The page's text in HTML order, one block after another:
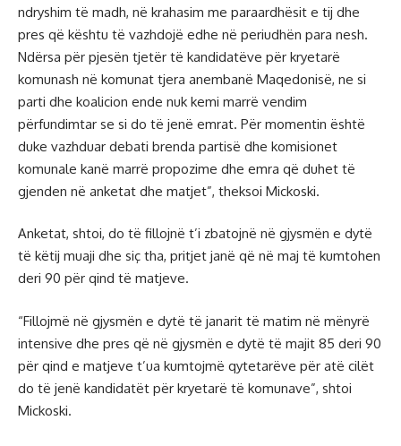
ndryshim të madh, në krahasim me paraardhësit e tij dhe
pres që kështu të vazhdojë edhe në periudhën para nesh.
Ndërsa për pjesën tjetër të kandidatëve për kryetarë
komunash në komunat tjera anembanë Maqedonisë, ne si
parti dhe koalicion ende nuk kemi marrë vendim
përfundimtar se si do të jenë emrat. Për momentin është
duke vazhduar debati brenda partisë dhe komisionet
komunale kanë marrë propozime dhe emra që duhet të
gjenden në anketat dhe matjet”, theksoi Mickoski.
Anketat, shtoi, do të fillojnë t’i zbatojnë në gjysmën e dytë
të këtij muaji dhe siç tha, pritjet janë që në maj të kumtohen
deri 90 për qind të matjeve.
“Fillojmë në gjysmën e dytë të janarit të matim në mënyrë
intensive dhe pres që në gjysmën e dytë të majit 85 deri 90
për qind e matjeve t’ua kumtojmë qytetarëve për atë cilët
do të jenë kandidatët për kryetarë të komunave”, shtoi
Mickoski.